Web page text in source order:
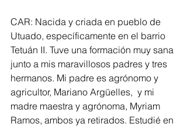
CAR: Nacida y criada en pueblo de
Utuado, específicamente en el barrio
Tetuán II. Tuve una formación muy sana
junto a mis maravillosos padres y tres
hermanos. Mi padre es agrónomo y
agricultor, Mariano Argüelles,  y mi
madre maestra y agrónoma, Myriam
Ramos, ambos ya retirados. Estudié en